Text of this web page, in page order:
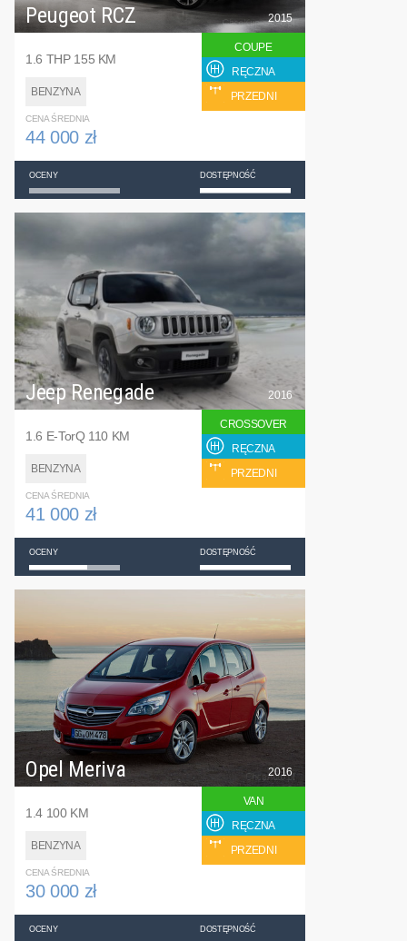
Peugeot RCZ
1.6 THP 155 KM
BENZYNA
2015
COUPE
RĘCZNA
PRZEDNI
CENA ŚREDNIA
44 000 zł
OCENY DOSTĘPNOŚĆ
Jeep Renegade
1.6 E-TorQ 110 KM
BENZYNA
2016
CROSSOVER
RĘCZNA
PRZEDNI
CENA ŚREDNIA
41 000 zł
OCENY DOSTĘPNOŚĆ
Opel Meriva
1.4 100 KM
BENZYNA
2016
VAN
RĘCZNA
PRZEDNI
CENA ŚREDNIA
30 000 zł
OCENY DOSTĘPNOŚĆ